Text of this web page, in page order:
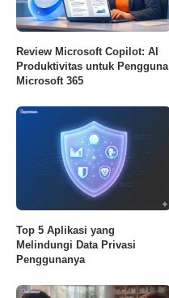
Review Microsoft Copilot: AI
Produktivitas untuk Pengguna
Microsoft 365
Top 5 Aplikasi yang
Melindungi Data Privasi
Penggunanya